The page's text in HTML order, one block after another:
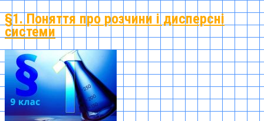
§1. Поняття про розчини і дисперсні
системи